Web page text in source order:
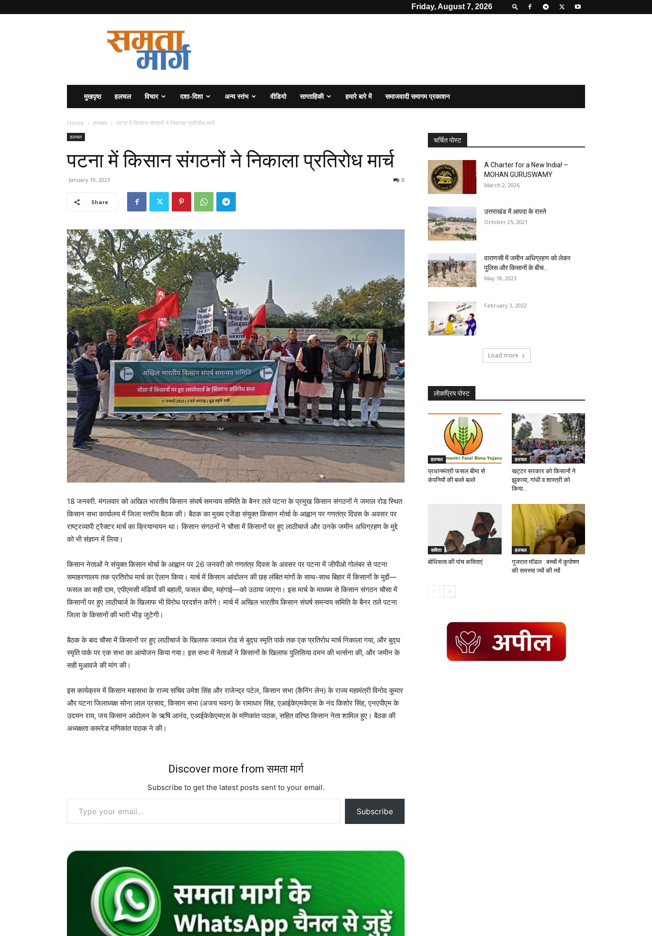
Friday, August 7, 2026
मुखपृष्ठ हलचल विचार दशा-दिशा अन्य स्तंभ वीडियो साप्ताहिकी हमारे बारे में समाजवादी समागम प्रकाशन
Home हलचल पटना में किसान संगठनों ने निकाला प्रतिरोध मार्च
हलचल
पटना में किसान संगठनों ने निकाला प्रतिरोध मार्च
January 19, 2023 0
Share
18 जनवरी. मंगलवार को अखिल भारतीय किसान संघर्ष समन्वय समिति के बैनर तले पटना के प्रमुख किसान संगठनों ने जमाल रोड स्थित
किसान सभा कार्यालय में जिला स्तरीय बैठक की। बैठक का मुख्य एजेंडा संयुक्त किसान मोर्चा के आह्वान पर गणतंत्र दिवस के अवसर पर
राष्ट्रव्यापी ट्रैक्टर मार्च का क्रियान्वयन था। किसान संगठनों ने चौसा में किसानों पर हुए लाठीचार्ज और उनके जमीन अधिग्रहण के मुद्दे
को भी संज्ञान में लिया।
किसान नेताओं ने संयुक्त किसान मोर्चा के आह्वान पर 26 जनवरी को गणतंत्र दिवस के अवसर पर पटना में जीपीओ गोलंबर से पटना
समाहरणालय तक प्रतिरोध मार्च का ऐलान किया। मार्च में किसान आंदोलन की छह लंबित मांगों के साथ-साथ बिहार में किसानों के मुद्दों—
फसल का सही दाम, एपीएमसी मंडियों की बहाली, फसल बीमा, महंगाई—को उठाया जाएगा। इस मार्च के माध्यम से किसान संगठन चौसा में
किसानों पर हुए लाठीचार्ज के खिलाफ भी विरोध प्रदर्शन करेंगे। मार्च में अखिल भारतीय किसान संघर्ष समन्वय समिति के बैनर तले पटना
जिला के किसानों की भारी भीड़ जुटेगी।
बैठक के बाद चौसा में किसानों पर हुए लाठीचार्ज के खिलाफ जमाल रोड से बुद्घ स्मृति पार्क तक एक प्रतिरोध मार्च निकाला गया, और बुद्घ
स्मृति पार्क पर एक सभा का आयोजन किया गया। इस सभा में नेताओं ने किसानों के खिलाफ पुलिसिया दमन की भर्त्सना की, और जमीन के
सही मुआवजे की मांग की।
इस कार्यक्रम में किसान महासभा के राज्य सचिव उमेश सिंह और राजेन्द्र पटेल, किसान सभा (कैनिंग लेन) के राज्य महामंत्री विनोद कुमार
और पटना जिलाध्यक्ष सोना लाल प्रसाद, किसान सभा (अजय भवन) के रामाधार सिंह, एआईकेएमकेएस के नंद किशोर सिंह, एनएपीएम के
उदयन राय, जय किसान आंदोलन के ऋषि आनंद, एआईकेकेएमएस के मणिकांत पाठक, सहित वरिष्ठ किसान नेता शामिल हुए। बैठक की
अध्यक्षता कामरेड मणिकांत पाठक ने की।
Discover more from समता मार्ग
Subscribe to get the latest posts sent to your email.
Type your email…
Subscribe
चर्चित पोस्ट
A Charter for a New India! –
MOHAN GURUSWAMY
March 2, 2026
उत्तराखंड में आपदा के रास्ते
October 25, 2021
वाराणसी में जमीन अधिग्रहण को लेकर
पुलिस और किसानों के बीच...
May 18, 2023
February 3, 2022
Load more
लोकप्रिय पोस्ट
हलचल
प्रधानमंत्री फसल बीमा से
कंपनियों की बल्ले बल्ले
हलचल
खट्टर सरकार को किसानों ने
झुकाया, गांधी व शास्त्री को
किया...
कविता
बोधिसत्व की पांच कविताएं
हलचल
गुजरात मॉडल : बच्चों में कुपोषण
की समस्या ज्यों की त्यों